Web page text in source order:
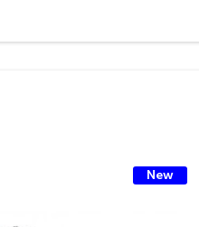
New